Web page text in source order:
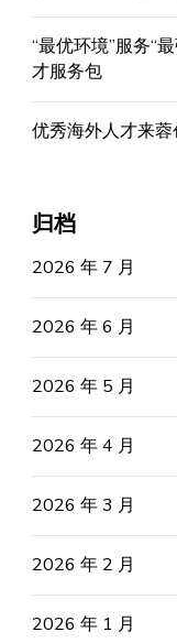
“最优环境”服务“
才服务包
优秀海外人才来
归档
2026 年 7 月
2026 年 6 月
2026 年 5 月
2026 年 4 月
2026 年 3 月
2026 年 2 月
2026 年 1 月